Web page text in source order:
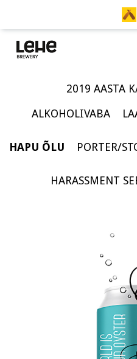
2019 AASTA
ALKOHOLIVABA
HAPU ÕLU PORTER/
HARASSMENT